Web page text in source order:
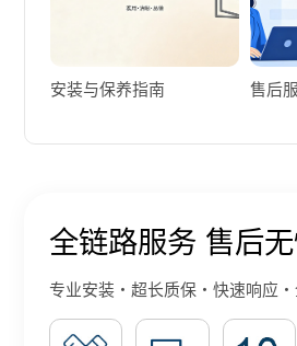
安装与保养指南 售后
全链路服务 售后
专业安装・超长质保・快速响应